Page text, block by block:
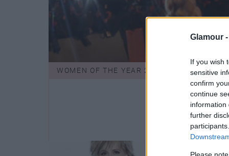
Glamour -
If you wish
sensitive
confirm
continue
information
further
Please
WOMEN OF THE YEAR 2011 - ROVAT
Rengeteg nyertes a Women of the